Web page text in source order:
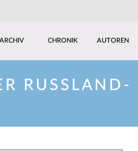
ARCHIV CHRONIK AUTOREN
RUSSLAND-